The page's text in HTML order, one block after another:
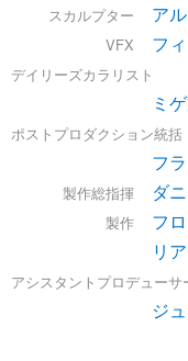
スカルプター ア
VFX フ
デイリーズカラリスト
ミ
ポストプロダクション統括
フ
製作総指揮 ダ
製作
フ
リ
アシスタントプロデューサ
ジ